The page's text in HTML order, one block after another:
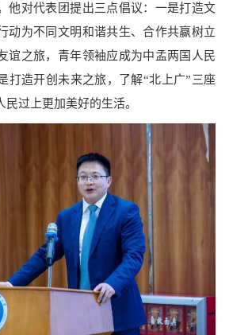
他对代表团提出三点倡议：一是打造文
动为不同文明和谐共生、合作共赢树立
谊之旅，青年领袖应成为中孟两国人民
打造开创未来之旅，了解“北上广”三座
过上更加美好的生活。